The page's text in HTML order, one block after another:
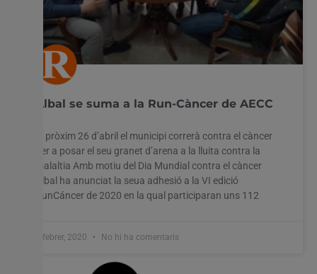
Albal se suma a la Run-Càncer de AECC
El pròxim 26 d’abril el municipi correrà contra el càncer
per a posar el seu granet d’arena a la lluita contra la
malaltia Amb motiu del Dia Mundial contra el càncer
Albal ha anunciat la seua adhesió a la VI edició
RunCáncer de 2020 en la qual participaran uns 112
4 febrer, 2020 No hi ha comentaris